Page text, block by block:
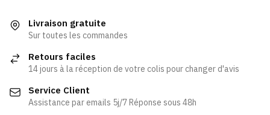
Les
options
peuvent
être
sur
la
peuvent
être
Livraison gratuite
Sur toutes les commandes
Retours faciles
14 jours à la réception de votre colis pour changer d'avis
Service Client
Assistance par emails 5j/7 Réponse sous 48h